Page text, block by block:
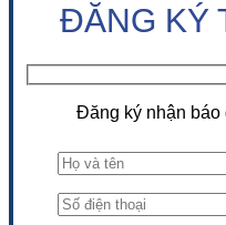
ĐĂNG KÝ
Đăng ký nhận báo